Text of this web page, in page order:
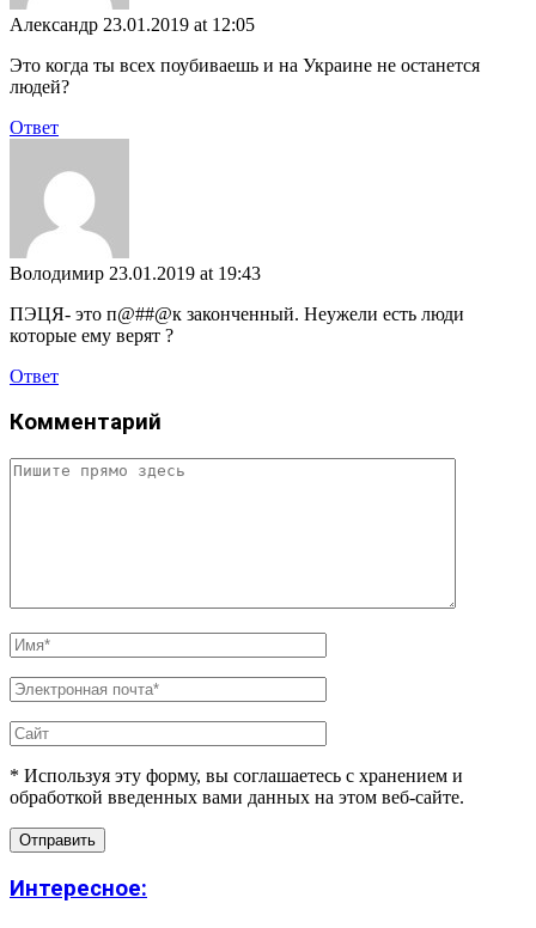
Александр 23.01.2019 at 12:05
Это когда ты всех поубиваешь и на Украине не останется
людей?
Ответ
Володимир 23.01.2019 at 19:43
ПЭЦЯ- это п@##@к законченный. Неужели есть люди
которые ему верят ?
Ответ
Комментарий
* Используя эту форму, вы соглашаетесь с хранением и
обработкой введенных вами данных на этом веб-сайте.
Интересное: